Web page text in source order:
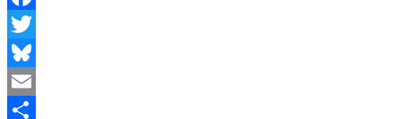
Facebook
Twitter
Bluesky
Email